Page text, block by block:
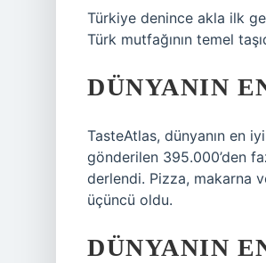
Türkiye denince akla ilk
Türk mutfağının temel
DÜNYANIN
TasteAtlas, dünyanın en iyi
gönderilen 395.000’den
derlendi. Pizza, makarna
üçüncü oldu.
DÜNYANIN